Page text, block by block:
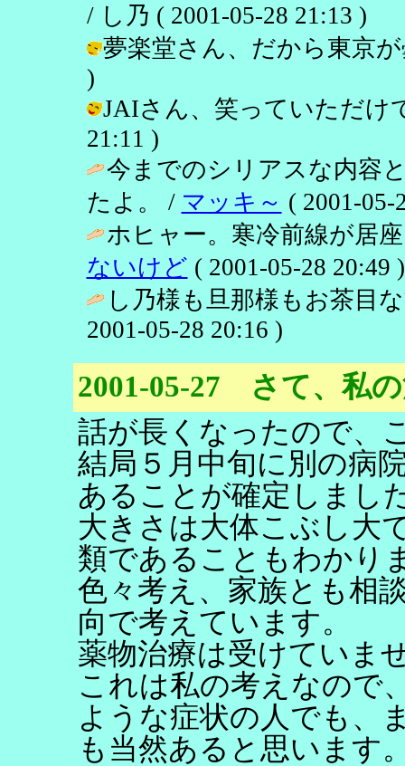
/ し乃 ( 2001-05-28 21:13 )
夢楽堂さん、だから東京
)
JAIさん、笑っていただけ
21:11 )
今までのシリアスな内容
たよ。 / マッキ～ ( 2001-05-
ホヒャー。寒冷前線が居
ないけど ( 2001-05-28 20:49 )
し乃様も旦那様もお茶目
2001-05-28 20:16 )
2001-05-27 さて、私
話が長くなったので、
結局５月中旬に別の病
あることが確定しまし
大きさは大体こぶし大
類であることもわかり
色々考え、家族とも相
向で考えています。
薬物治療は受けていま
これは私の考えなので
ような症状の人でも、
も当然あると思います